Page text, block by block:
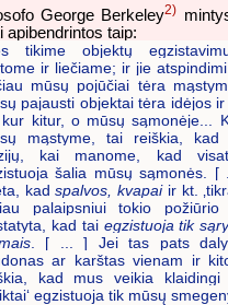
George Berkeley2)
apibendrintos taip:
tikime objektų
ir liečiame; ir jie
mūsų pojūčiai tėra
pajausti objektai tėra idėjos
kitur, o mūsų sąmonėje...
mąstyme, tai reiškia, kad
kai manome, kad
šalia mūsų sąmonės. [
kadspalvos, kvapaiir kt.
palaipsniui tokio
kad tai egzistuoja tik
. [ ... ] Jei tas pats
ar karštas vienam ir
kad mus veikia klaidingi
egzistuoja tik mūsų